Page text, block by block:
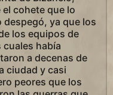
cohete que lo
ya que los
los equipos de
había
a decenas de
ciudad y casi
peores que los